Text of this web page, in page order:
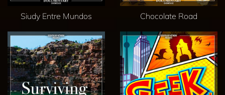
Siudy Entre Mundos Chocolate Road